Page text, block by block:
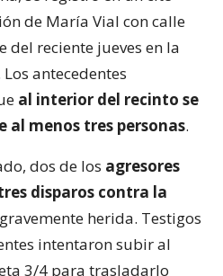
de María Vial con calle
del reciente jueves en la
antecedentes
al interior del recinto se
menos tres personas.
dos de los agresores
disparos contra la
herida. Testigos
intentaron subir al
3/4 para trasladarlo